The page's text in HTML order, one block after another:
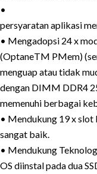
•
persyaratan aplikasi
• Mengadopsi 24 x
(OptaneTM PMem)
menguap atau tidak
dengan DIMM DDR4
memenuhi berbagai
• Mendukung 19 x
sangat baik.
• Mendukung
OS diinstal pada dua